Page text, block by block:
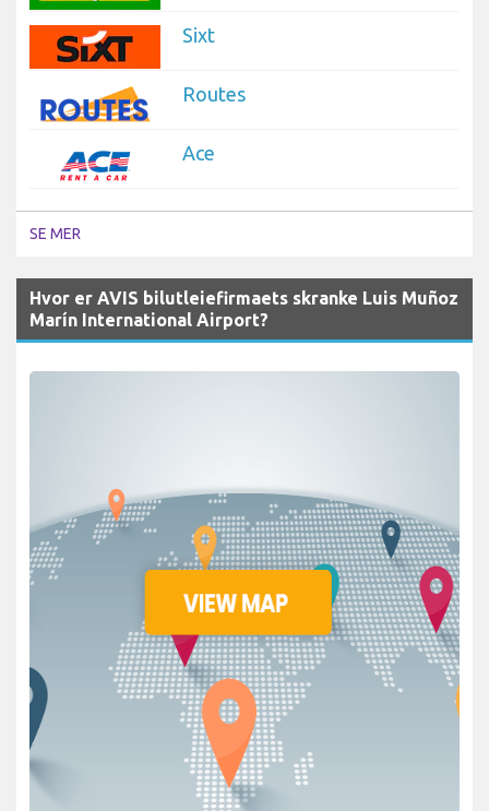
Sixt
Routes
Ace
SE MER
Hvor er AVIS bilutleiefirmaets skranke Luis Muñoz
Marín International Airport?